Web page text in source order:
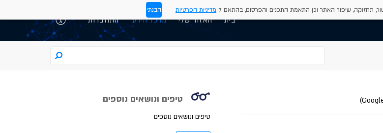
תחזוקה, שיפור האתר וכן התאמת התכנים והפרסום, בהתאם ל מדיניות הפרטיות הבנתי
בית האזור שלי התחברות
טיפים ונושאים נוספים
טיפים ונושאים נוספים